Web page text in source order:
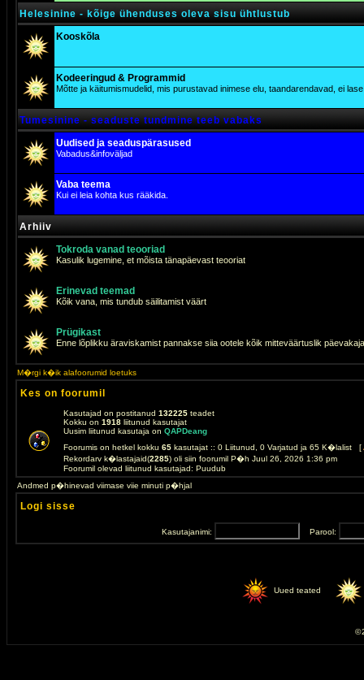
Helesinine - kõige ühenduses oleva sisu ühtlustub
Kooskõla
Kodeeringud & Programmid
Mõtte ja käitumismudelid, mis purustavad inimese elu, taandarendavad, ei
Tumesinine - seaduste tundmine teeb vabaks
Uudised ja seaduspärasused
Vabadus&infoväljad
Vaba teema
Kui ei leia kohta kus rääkida.
Arhiiv
Tokroda vanad teooriad
Kasulik lugemine, et mõista tänapäevast teooriat
Erinevad teemad
Kõik vana, mis tundub säilitamist väärt
Prügikast
Enne lõplikku äraviskamist pannakse siia ootele kõik mitteväärtuslik
M�rgi k�ik alafoorumid loetuks
Kes on foorumil
Kasutajad on postitanud 132225 teadet
Kokku on 1918 liitunud kasutajat
Uusim liitunud kasutaja on QAPDeang
Foorumis on hetkel kokku 65 kasutajat :: 0 Liitunud, 0 Varjatud ja 65 K�lalist [
Rekordarv k�lastajaid(2285) oli siin foorumil P�h Juul 26, 2026 1:36 pm
Foorumil olevad liitunud kasutajad: Puudub
Andmed p�hinevad viimase viie minuti p�hjal
Logi sisse
Kasutajanimi: Parool:
Uued teated
©